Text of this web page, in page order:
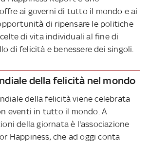
ai governi di tutto il mondo e ai
di ripensare le politiche
di vita individuali al fine di
di felicità e benessere dei singoli.
della felicità nel mondo
della felicità viene celebrata
eventi in tutto il mondo. A
della giornata è l'associazione
Happiness, che ad oggi conta